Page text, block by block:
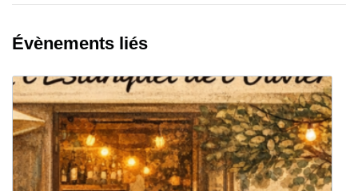
Évènements liés